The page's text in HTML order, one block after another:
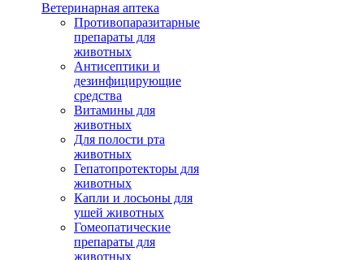
Ветеринарная аптека
Противопаразитарные
препараты для
животных
Антисептики и
дезинфицирующие
средства
Витамины для
животных
Для полости рта
животных
Гепатопротекторы для
животных
Капли и лосьоны для
ушей животных
Гомеопатические
препараты для
животных